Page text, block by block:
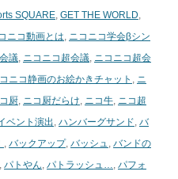
SQUARE, GET THE WORLD,
ニコ動画とは, ニコニコ学会βシン
議, ニコニコ超会議, ニコニコ超会
ニコ静画のお絵かきチャット , ニ
厨, ニコ厨だらけ, ニコ牛, ニコ超
ベント演出, ハンバーグサンド, バ
, バックアップ, バッシュ, バンドの
, パトやん, パトラッシュ…, パフォ